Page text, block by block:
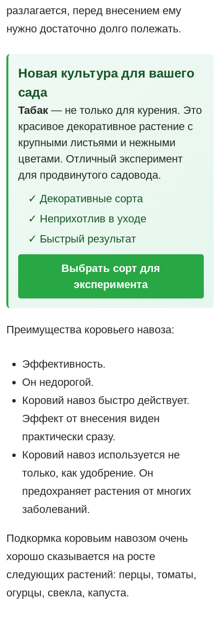
разлагается, перед внесением ему
нужно достаточно долго полежать.
Новая культура для вашего
сада
Табак— не только для курения. Это
красивое декоративное растение с
крупными листьями и нежными
цветами. Отличный эксперимент
для продвинутого садовода.
✓ Декоративные сорта
✓ Неприхотлив в уходе
✓ Быстрый результат
Выбрать сорт для
эксперимента
Преимущества коровьего навоза:
Эффективность.
Он недорогой.
Коровий навоз быстро действует.
Эффект от внесения виден
практически сразу.
Коровий навоз используется не
только, как удобрение. Он
предохраняет растения от многих
заболеваний.
Подкормка коровьим навозом очень
хорошо сказывается на росте
следующих растений: перцы, томаты,
огурцы, свекла, капуста.